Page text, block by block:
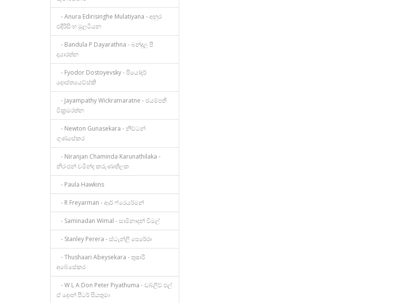
- Anura Edirisinghe Mulatiyana - අනුර
එදිරිසිංහ මුලටියන
- Bandula P Dayarathna - බන්දුල පී
දයාරත්න
- Fyodor Dostoyevsky - පියෝදර්
දොස්තයෙව්ස්කි
- Jayampathy Wickramaratne - ජයම්පතී
වික්‍රමරත්න
- Newton Gunasekara - නිව්ටන්
ගුණසේකර
- Niranjan Chaminda Karunathilaka -
නිරංජන් චමින්ද කරුණාතිලක
- Paula Hawkins
- R Freyarman - ආර් ෆ්රෙයර්මන්
- Saminadan Wimal - සාමිනාදන් විමල්
- Stanley Perera - ස්ටැන්ලි පෙරේරා
- Thushaari Abeysekara - තුෂාරි
අබේසේකර
- W L A Don Peter Piyathuma - ඩබ්ලිව් එල්
ඒ දොන් පීටර් පියතුමා